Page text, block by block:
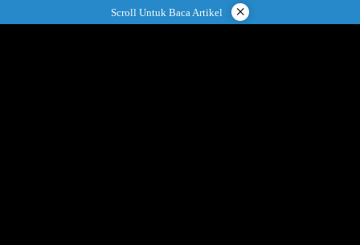
ke
Scroll Untuk Baca Artikel ×